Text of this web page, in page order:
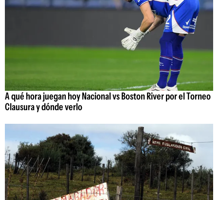
A qué hora juegan hoy Nacional vs Boston River por el Torneo
Clausura y dónde verlo